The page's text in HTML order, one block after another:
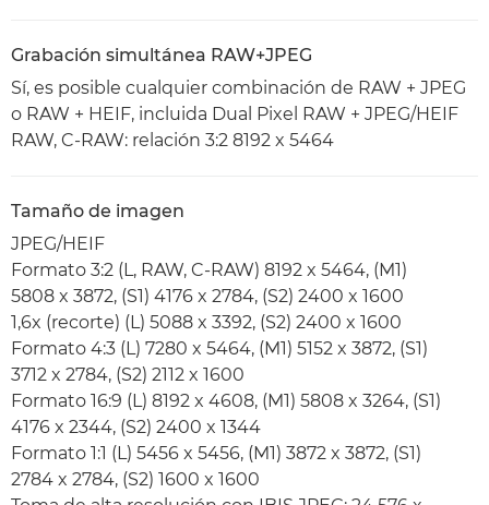
Grabación simultánea RAW+JPEG
Sí, es posible cualquier combinación de RAW + JPEG
o RAW + HEIF, incluida Dual Pixel RAW + JPEG/HEIF
RAW, C-RAW: relación 3:2 8192 x 5464
Tamaño de imagen
JPEG/HEIF
Formato 3:2 (L, RAW, C-RAW) 8192 x 5464, (M1)
5808 x 3872, (S1) 4176 x 2784, (S2) 2400 x 1600
1,6x (recorte) (L) 5088 x 3392, (S2) 2400 x 1600
Formato 4:3 (L) 7280 x 5464, (M1) 5152 x 3872, (S1)
3712 x 2784, (S2) 2112 x 1600
Formato 16:9 (L) 8192 x 4608, (M1) 5808 x 3264, (S1)
4176 x 2344, (S2) 2400 x 1344
Formato 1:1 (L) 5456 x 5456, (M1) 3872 x 3872, (S1)
2784 x 2784, (S2) 1600 x 1600